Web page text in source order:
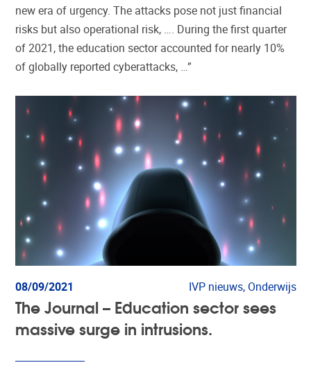
new era of urgency. The attacks pose not just financial
risks but also operational risk, …. During the first quarter
of 2021, the education sector accounted for nearly 10%
of globally reported cyberattacks, …”
08/09/2021 IVP nieuws, Onderwijs
The Journal – Education sector sees
massive surge in intrusions.